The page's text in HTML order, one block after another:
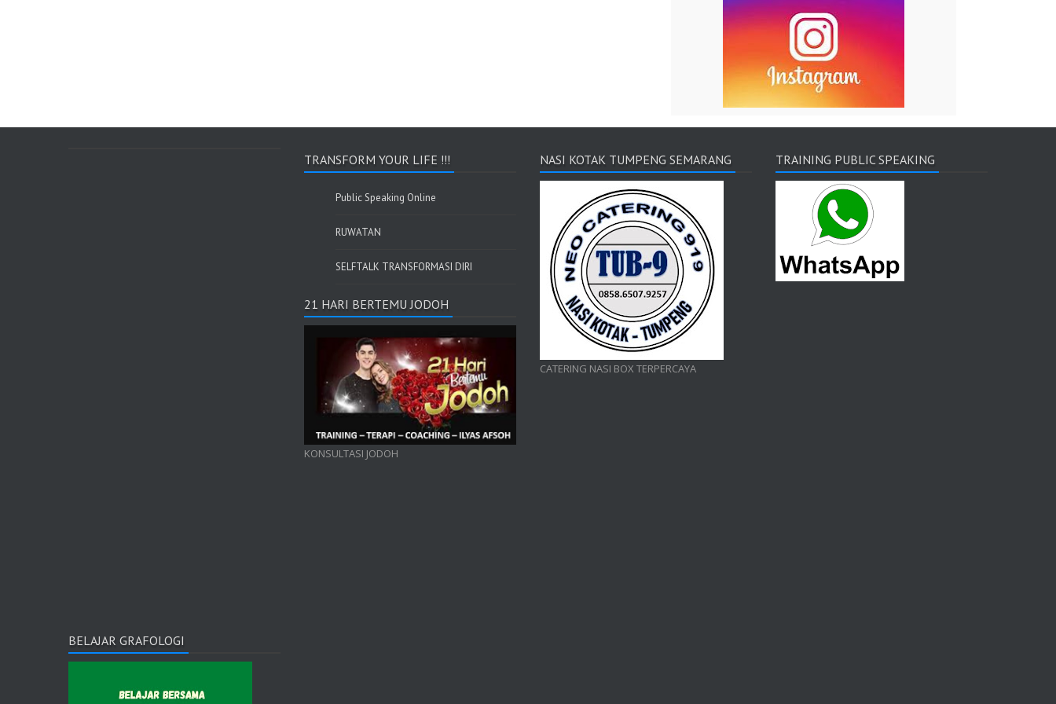
BELAJAR GRAFOLOGI
TRANSFORM YOUR LIFE !!!
Public Speaking Online
RUWATAN
SELFTALK TRANSFORMASI DIRI
21 HARI BERTEMU JODOH
KONSULTASI JODOH
NASI KOTAK TUMPENG SEMARANG
CATERING NASI BOX TERPERCAYA
TRAINING PUBLIC SPEAKING